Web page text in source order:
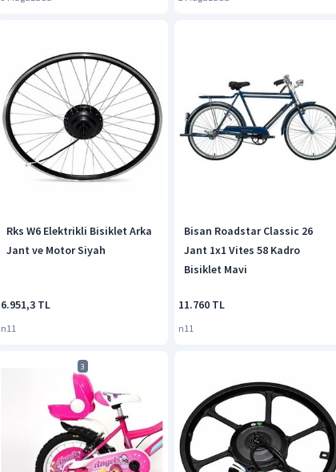
Rks W6 Elektrikli Bisiklet Arka
Jant ve Motor Siyah
6.951,3 TL
n11
Bisan Roadstar Classic 26
Jant 1x1 Vites 58 Kadro
Bisiklet Mavi
11.760 TL
n11
3